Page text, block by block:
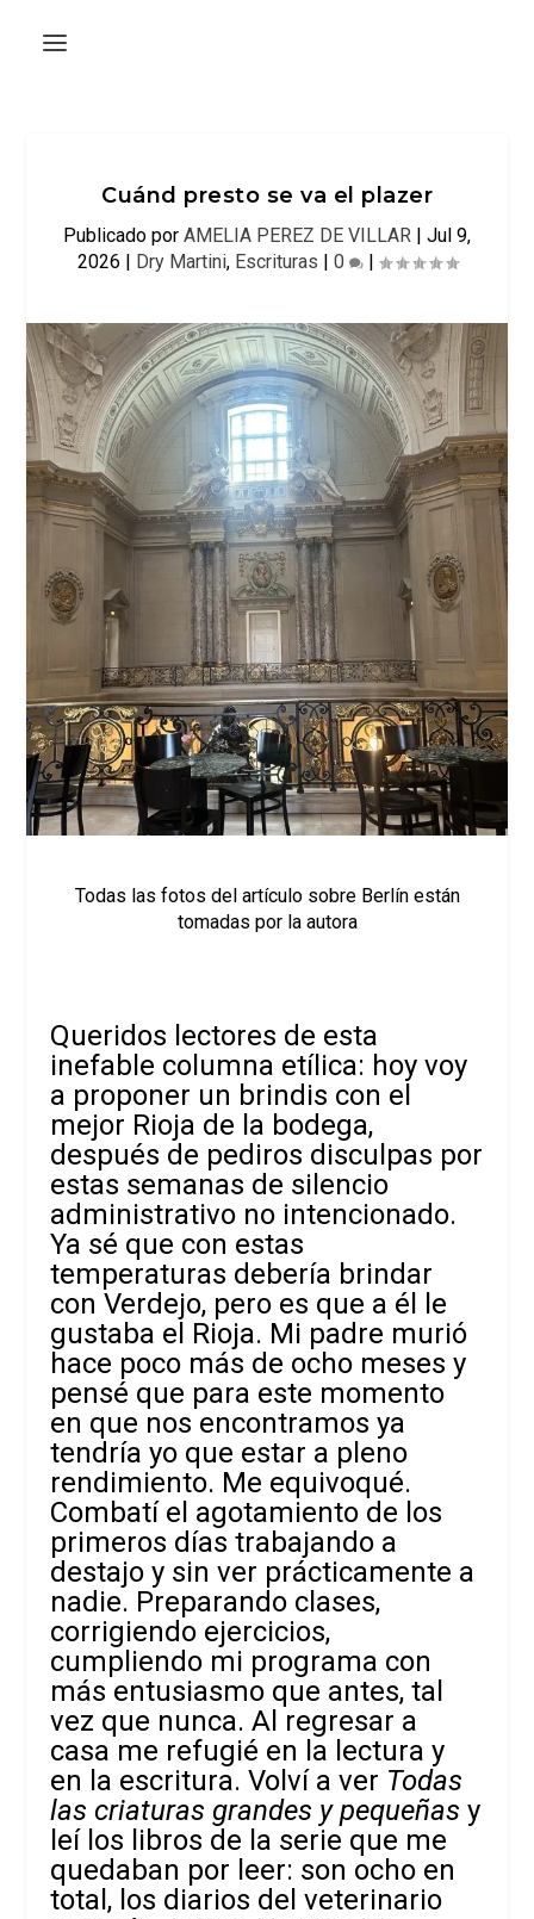
Cuánd presto se va el plazer
Publicado por AMELIA PEREZ DE VILLAR | Jul 9,
2026 | Dry Martini, Escrituras | 0 |
Todas las fotos del artículo sobre Berlín están
tomadas por la autora
Queridos lectores de esta
inefable columna etílica: hoy voy
a proponer un brindis con el
mejor Rioja de la bodega,
después de pediros disculpas por
estas semanas de silencio
administrativo no intencionado.
Ya sé que con estas
temperaturas debería brindar
con Verdejo, pero es que a él le
gustaba el Rioja. Mi padre murió
hace poco más de ocho meses y
pensé que para este momento
en que nos encontramos ya
tendría yo que estar a pleno
rendimiento. Me equivoqué.
Combatí el agotamiento de los
primeros días trabajando a
destajo y sin ver prácticamente a
nadie. Preparando clases,
corrigiendo ejercicios,
cumpliendo mi programa con
más entusiasmo que antes, tal
vez que nunca. Al regresar a
casa me refugié en la lectura y
en la escritura. Volví a ver Todas
las criaturas grandes y pequeñas y
leí los libros de la serie que me
quedaban por leer: son ocho en
total, los diarios del veterinario